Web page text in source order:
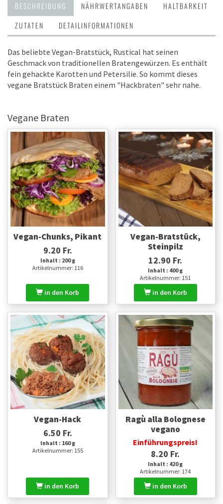
BESCHREIBUNG NÄHRWERTANGABEN
HALTBARKEIT
ZUTATEN
DETAILINFORMATIONEN
Das beliebte Vegan-Bratstück, Rustical hat seinen
Geschmack von traditionellen Bratengewürzen. Es enthält
fein gehackte Karotten und Petersilie. So kommt dieses
vegane Bratstück Braten einem "Hackbraten" sehr nahe.
Vegane Braten
Vegan-Chunks, Pikant
9.20 Fr.
Inhalt : 200 g
Artikelnummer: 116
in den Korb
Vegan-Bratstück,
Steinpilz
12.90 Fr.
Inhalt : 400 g
Artikelnummer: 151
in den Korb
Vegan-Hack
6.50 Fr.
Inhalt : 160 g
Artikelnummer: 155
in den Korb
Ragù alla Bolognese
vegano
Einführungspreis!
8.20 Fr.
Inhalt : 420 g
Artikelnummer: 174
in den Korb